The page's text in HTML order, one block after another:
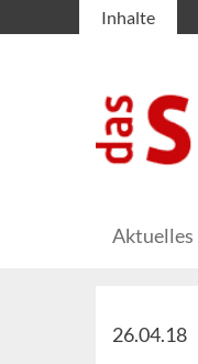
Inhalte
Aktuelles
26.04.18